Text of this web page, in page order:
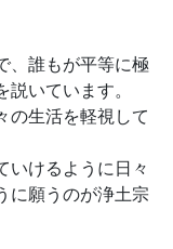
、誰もが平等に極
いています。
の生活を軽視して
いけるように日々
に願うのが浄土宗